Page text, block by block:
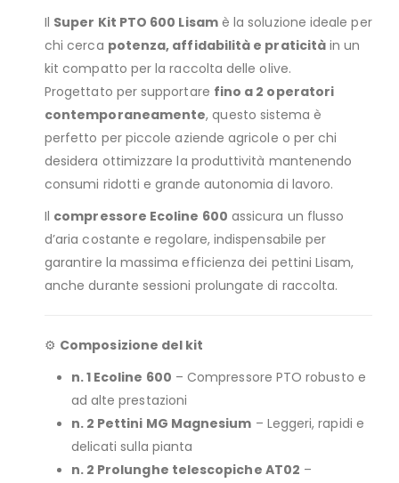
Il Super Kit PTO 600 Lisamè la soluzione ideale per
chi cerca potenza, affidabilità e praticità in un
kit compatto per la raccolta delle olive.
Progettato per supportare fino a 2 operatori
contemporaneamente, questo sistema è
perfetto per piccole aziende agricole o per chi
desidera ottimizzare la produttività mantenendo
consumi ridotti e grande autonomia di lavoro.
Il compressore Ecoline 600 assicura un flusso
d’aria costante e regolare, indispensabile per
garantire la massima efficienza dei pettini Lisam,
anche durante sessioni prolungate di raccolta.
⚙️ Composizione del kit
n. 1 Ecoline 600 – Compressore PTO robusto e
ad alte prestazioni
n. 2 Pettini MG Magnesium – Leggeri, rapidi e
delicati sulla pianta
n. 2 Prolunghe telescopiche AT02 –